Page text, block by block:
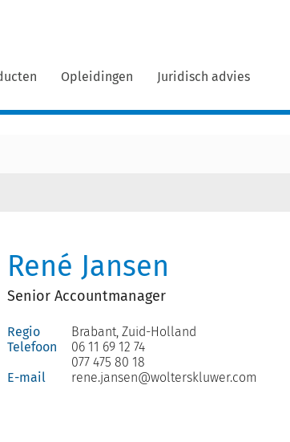
Opleidingen Juridisch advies
René Jansen
Senior Accountmanager
Regio
Brabant, Zuid-Holland
Telefoon
06 11 69 12 74
077 475 80 18
E-mail
rene.jansen@wolterskluwer.com